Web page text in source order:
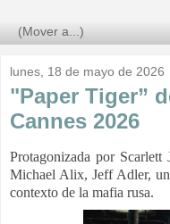
lunes, 18 de mayo de 2026
"Paper Tiger”
Cannes 2026
Protagonizada por
Michael Alix, Jeff Adler,
contexto de la mafia rusa.